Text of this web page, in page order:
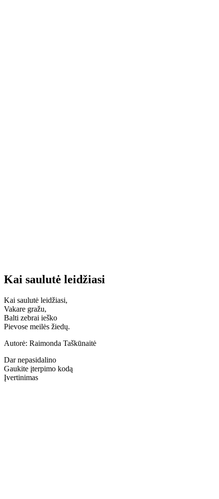
Kai saulutė leidžiasi
Kai saulutė leidžiasi,
Vakare gražu,
Balti zebrai ieško
Pievose meilės žiedų.
Autorė: Raimonda Taškūnaitė
Dar nepasidalino
Gaukite įterpimo kodą
Įvertinimas